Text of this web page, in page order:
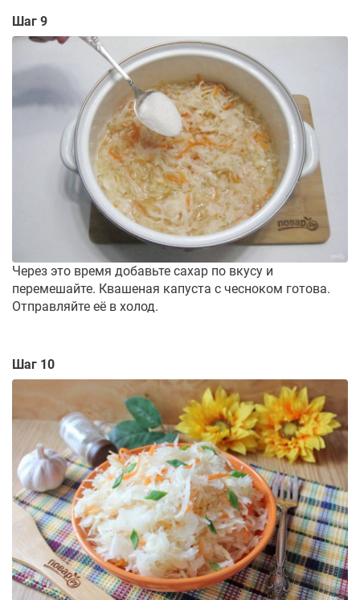
Шаг 9
Через это время добавьте сахар по вкусу и
перемешайте. Квашеная капуста с чесноком готова.
Отправляйте её в холод.
Шаг 10